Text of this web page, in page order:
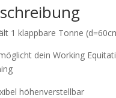
1 klappbare Tonne
dein Working
höhenverstellbar